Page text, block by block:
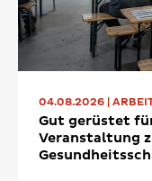
04.08.2026 |
Gut gerüstet
Veranstaltung